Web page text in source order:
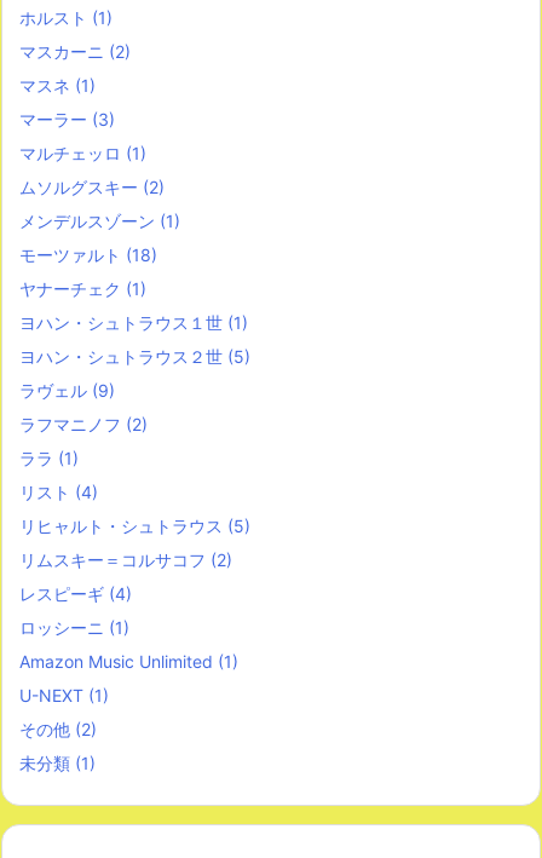
ホルスト (1)
マスカーニ (2)
マスネ (1)
マーラー (3)
マルチェッロ (1)
ムソルグスキー (2)
メンデルスゾーン (1)
モーツァルト (18)
ヤナーチェク (1)
ヨハン・シュトラウス１世 (1)
ヨハン・シュトラウス２世 (5)
ラヴェル (9)
ラフマニノフ (2)
ララ (1)
リスト (4)
リヒャルト・シュトラウス (5)
リムスキー＝コルサコフ (2)
レスピーギ (4)
ロッシーニ (1)
Amazon Music Unlimited (1)
U-NEXT (1)
その他 (2)
未分類 (1)